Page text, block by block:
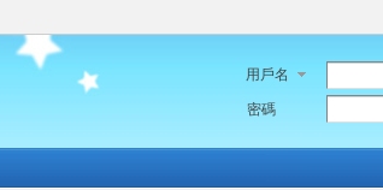
用戶名
密碼